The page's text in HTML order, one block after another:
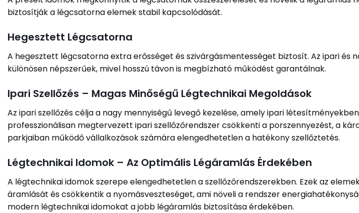
biztosítják a légcsatorna elemek stabil kapcsolódását.
Hegesztett Légcsatorna
A hegesztett légcsatorna extra erősséget és szivárgásmentességet biztosít. Az ipari
különösen népszerűek, mivel hosszú távon is megbízható működést garantálnak.
Ipari Szellőzés – Magas Minőségű Légtechnikai Megoldások
Az ipari szellőzés célja a nagy mennyiségű levegő kezelése, amely ipari
professzionálisan megtervezett ipari szellőzőrendszer csökkenti a porszennyezést, a
parkjaiban működő vállalkozások számára elengedhetetlen a hatékony szellőztetés.
Légtechnikai Idomok – Az Optimális Légáramlás Érdekében
A légtechnikai idomok szerepe elengedhetetlen a szellőzőrendszerekben. Ezek az
áramlását és csökkentik a nyomásveszteséget, ami növeli a rendszer
modern légtechnikai idomokat a jobb légáramlás biztosítása érdekében.